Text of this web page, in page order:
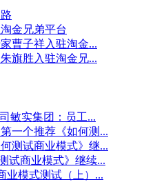
金兄弟平台
曹子祥入驻淘金...
旗胜入驻淘金兄...
敏实集团：员工...
一个推荐《如何测...
测试商业模式》继...
试商业模式》继续...
业模式测试（上）...